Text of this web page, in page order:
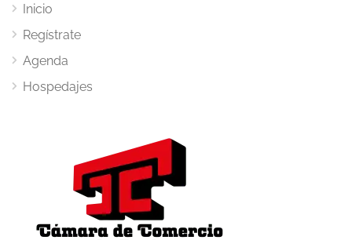
Inicio
Regístrate
Agenda
Hospedajes